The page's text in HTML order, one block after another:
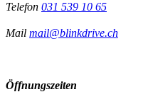
Telefon 031 539 10 65
Mail mail@blinkdrive.ch
Öffnungszeiten